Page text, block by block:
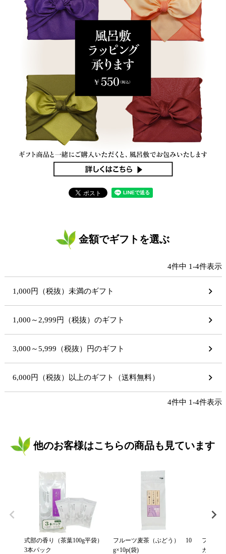
金額でギフトを選ぶ
4件中 1-4件表示
1,000円（税抜）未満のギフト
1,000～2,999円（税抜）のギフト
3,000～5,999（税抜）円のギフト
6,000円（税抜）以上のギフト（送料無料）
4件中 1-4件表示
他のお客様はこちらの商品も見ています
式部の香り（茶葉100g平袋）
3本パック
フルーツ麦茶（ぶどう） 10
g×10p(袋)
フルー
カット